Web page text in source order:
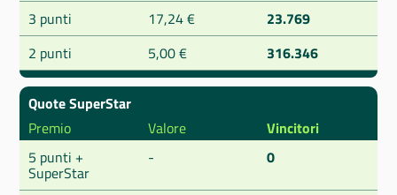
3 punti
17,24 €
23.769
2 punti
5,00 € 316.346
Quote SuperStar
Premio
Valore
Vincitori
5 punti +
SuperStar
- 0